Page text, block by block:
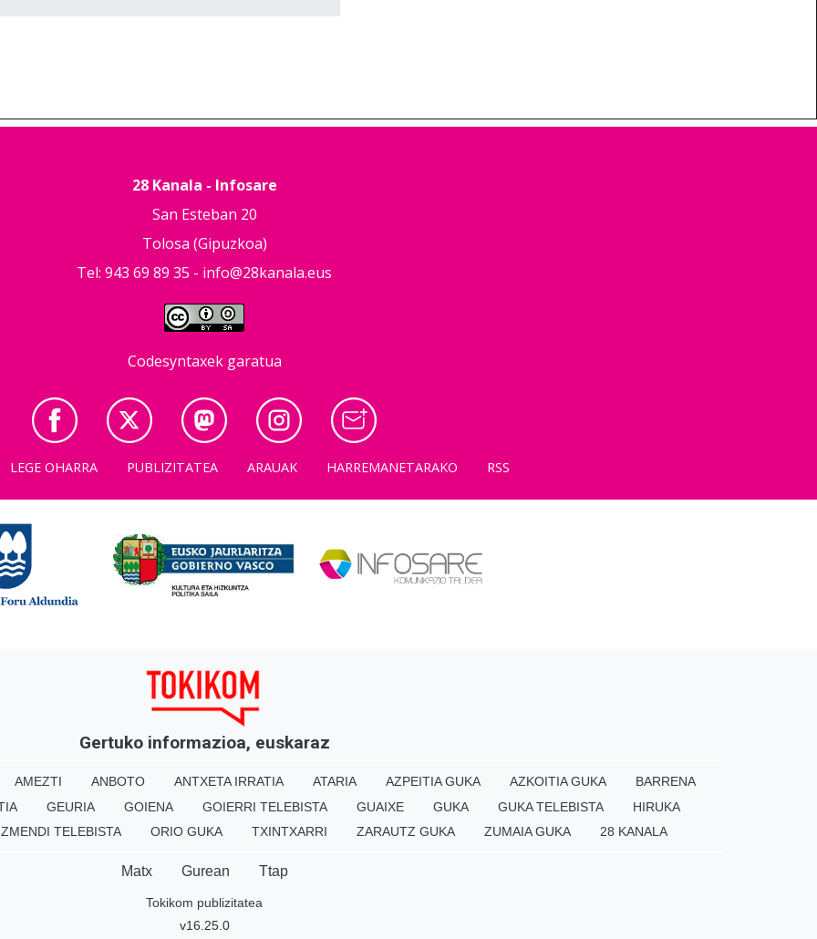
28 Kanala - Infosare
San Esteban 20
Tolosa (Gipuzkoa)
Tel: 943 69 89 35 - info@28kanala.eus
Codesyntaxek garatua
LEGE OHARRA PUBLIZITATEA ARAUAK HARREMANETARAKO RSS
Gertuko informazioa, euskaraz
AMEZTI ANBOTO ANTXETA IRRATIA ATARIA AZPEITIA GUKA AZKOITIA GUKA
BARRENA
GEURIA GOIENA GOIERRI TELEBISTA GUAIXE GUKA GUKA TELEBISTA
HIRUKA
TELEBISTA ORIO GUKA TXINTXARRI ZARAUTZ GUKA ZUMAIA GUKA 28 KANALA
Matx Gurean Ttap
Tokikom publizitatea
v16.25.0